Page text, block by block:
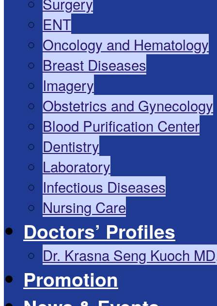
ENT
Oncology and Hematology
Breast Diseases
Imagery
Obstetrics and Gynecology
Blood Purification Center
Dentistry
Laboratory
Infectious Diseases
Nursing Care
Doctors’ Profiles
Dr. Krasna Seng Kuoch
Promotion